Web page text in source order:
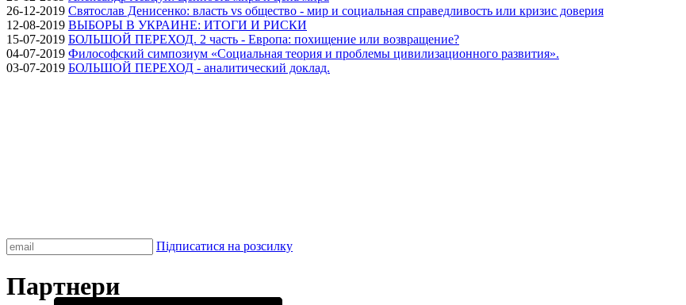
26-12-2019 Святослав Денисенко: власть vs общество - мир и социальная справедливость или кризис доверия
12-08-2019 ВЫБОРЫ В УКРАИНЕ: ИТОГИ И РИСКИ
15-07-2019 БОЛЬШОЙ ПЕРЕХОД. 2 часть - Европа: похищение или возвращение?
04-07-2019 Философский симпозиум «Социальная теория и проблемы цивилизационного развития».
03-07-2019 БОЛЬШОЙ ПЕРЕХОД - аналитический доклад.
Підписатися на розсилку
Партнери